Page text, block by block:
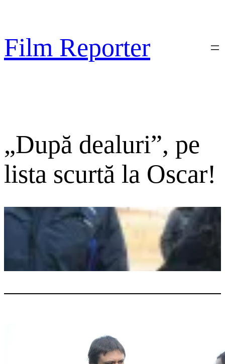
conținut
Film Reporter
„După dealuri”, pe
lista scurtă la Oscar!